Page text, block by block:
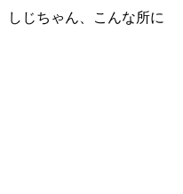
しじちゃん、こんな所に